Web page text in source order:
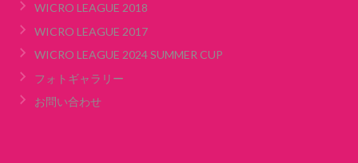
WICRO LEAGUE 2018
WICRO LEAGUE 2017
WICRO LEAGUE 2024 SUMMER CUP
フォトギャラリー
お問い合わせ